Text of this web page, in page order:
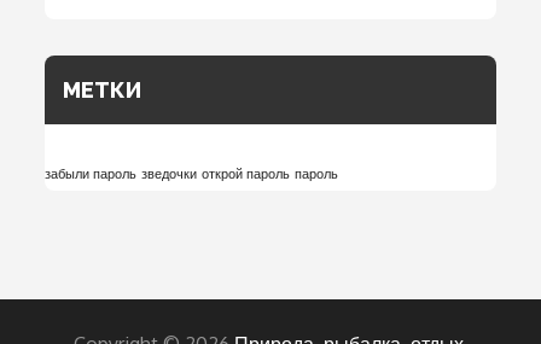
МЕТКИ
забыли пароль зведочки открой пароль пароль